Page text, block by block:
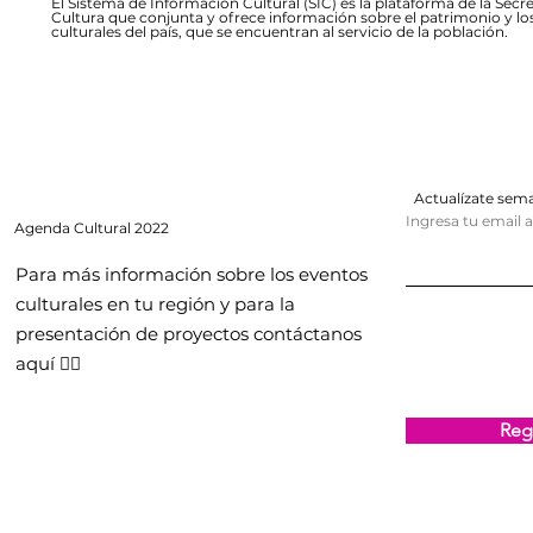
Cultura que conjunta y ofrece información sobre el patrimonio y
culturales del país, que se encuentran al servicio de la población.
Agenda Cultural 2022
Para más información sobre los eventos
culturales en tu región y para la
presentación de proyectos contáctanos
aquí 👇🏻
Actualízate
Ingresa tu email